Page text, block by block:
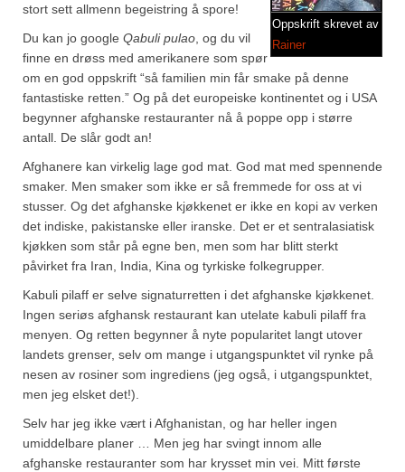
Guindillas
Herbes de Provence
Kjørvel
Krøderens husmannsmiks
Løpstikke
Massalé seychellois
Merian
Mirepoix
Ñora
Norsk fjordkrydder
Paprikapulver, edelsøtt
Paprikapulver, pikant
Parisisk pepper
Oppskrift skrevet av
Rainer
stort sett allmenn begeistring å spore!
Du kan jo google Qabuli pulao , og du vil
finne en drøss med amerikanere som spør
om en god oppskrift “så familien min får smake på denne
fantastiske retten.” Og på det europeiske kontinentet og i USA
begynner afghanske restauranter nå å poppe opp i større
antall. De slår godt an!
Afghanere kan virkelig lage god mat. God mat med spennende
smaker. Men smaker som ikke er så fremmede for oss at vi
stusser. Og det afghanske kjøkkenet er ikke en kopi av verken
det indiske, pakistanske eller iranske. Det er et sentralasiatisk
kjøkken som står på egne ben, men som har blitt sterkt
påvirket fra Iran, India, Kina og tyrkiske folkegrupper.
Kabuli pilaff er selve signaturretten i det afghanske kjøkkenet.
Ingen seriøs afghansk restaurant kan utelate kabuli pilaff fra
menyen. Og retten begynner å nyte popularitet langt utover
landets grenser, selv om mange i utgangspunktet vil rynke på
nesen av rosiner som ingrediens (jeg også, i utgangspunktet,
men jeg elsket det!).
Selv har jeg ikke vært i Afghanistan, og har heller ingen
umiddelbare planer … Men jeg har svingt innom alle
afghanske restauranter som har krysset min vei. Mitt første